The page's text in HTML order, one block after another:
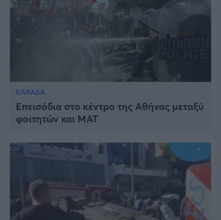
ΕΛΛΑΔΑ
Επεισόδια στο κέντρο της Αθήνας μεταξύ
φοιτητών και ΜΑΤ